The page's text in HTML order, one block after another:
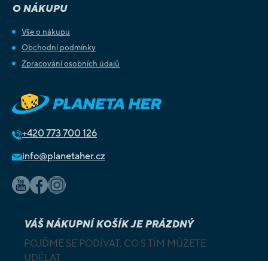
O NÁKUPU
Vše o nákupu
Obchodní podmínky
Zpracování osobních údajů
+420 773 700 126
info@planetaher.cz
VÁŠ NÁKUPNÍ KOŠÍK JE PRÁZDNÝ
POJĎME SE PODÍVAT, CO S TÍM MŮŽETE
UDĚLAT